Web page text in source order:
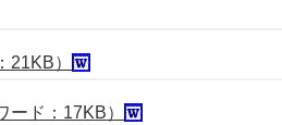
21KB）
ード：17KB）